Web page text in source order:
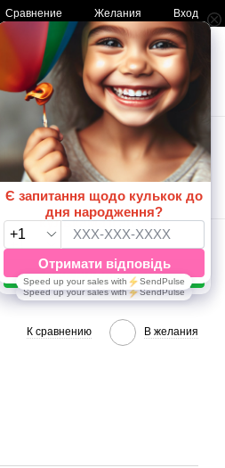
Сравнение Желания Вход
Мой заказ
Детские
🚨🚨🚨
Распродажа
Шары с
рисунком
😀🎈
пакет "Hannah Montana" 10 шт. S
S
К сравнению В желания